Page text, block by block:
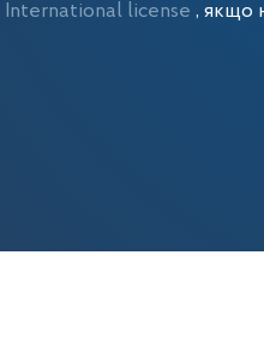
license , якщо